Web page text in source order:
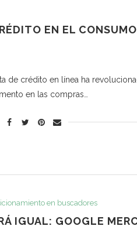
EN EL
de crédito en línea ha
en las compras…
en buscadores
IGUAL: GOOGLE